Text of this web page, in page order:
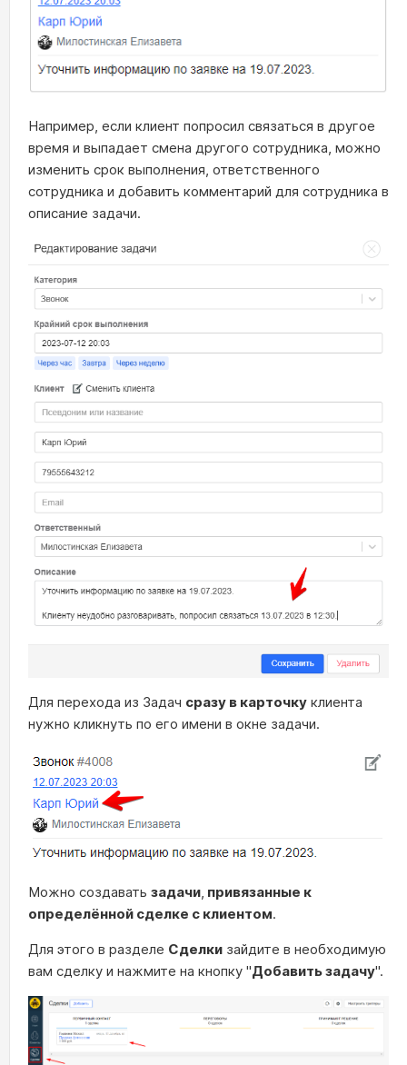
Например, если клиент попросил связаться в другое
время и выпадает смена другого сотрудника, можно
изменить срок выполнения, ответственного
сотрудника и добавить комментарий для сотрудника в
описание задачи.
Для перехода из Задач сразу в карточку клиента
нужно кликнуть по его имени в окне задачи.
Можно создавать задачи, привязанные к
определённой сделке с клиентом.
Для этого в разделе Сделки зайдите в необходимую
вам сделку и нажмите на кнопку "Добавить задачу".